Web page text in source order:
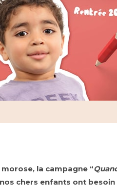
la campagne “
chers enfants ont